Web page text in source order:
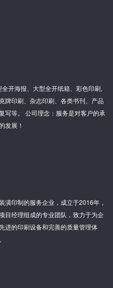
开海报、大型全开纸箱、彩色印刷,
牌印刷、杂志印刷、各类书刊、产品
写等。 公司理念：服务是对客户的承
发展！
潢印制的服务企业，成立于2016年，
目经理组成的专业团队，致力于为企
进的印刷设备和完善的质量管理体